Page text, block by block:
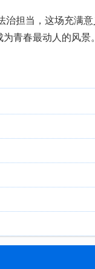
担当，这场充满意
青春最动人的风景。